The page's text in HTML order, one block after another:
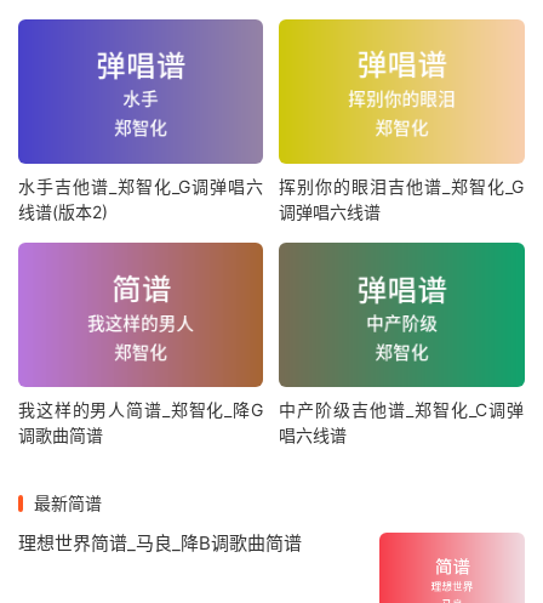
水手吉他谱_郑智化_G调弹唱六
线谱(版本2)
挥别你的眼泪吉他谱_郑智化_G
调弹唱六线谱
我这样的男人简谱_郑智化_降G
调歌曲简谱
中产阶级吉他谱_郑智化_C调弹
唱六线谱
最新简谱
理想世界简谱_马良_降B调歌曲简谱